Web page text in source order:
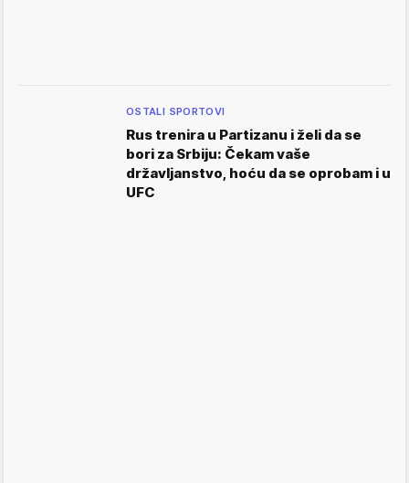
OSTALI SPORTOVI
Rus trenira u Partizanu i želi da se
bori za Srbiju: Čekam vaše
državljanstvo, hoću da se oprobam i u
UFC